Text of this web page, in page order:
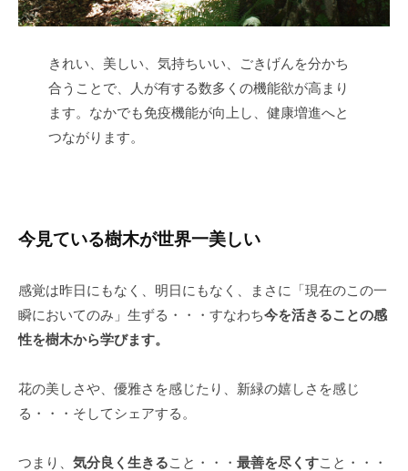
きれい、美しい、気持ちいい、ごきげんを分かち
合うことで、人が有する数多くの機能欲が高まり
ます。なかでも免疫機能が向上し、健康増進へと
つながります。
今見ている樹木が世界一美しい
感覚は昨日にもなく、明日にもなく、まさに「現在のこの一
瞬においてのみ」生ずる・・・すなわち今を活きることの感
性を樹木から学びます。
花の美しさや、優雅さを感じたり、新緑の嬉しさを感じ
る・・・そしてシェアする。
つまり、 気分良く生きること・・・ 最善を尽くすこと・・・